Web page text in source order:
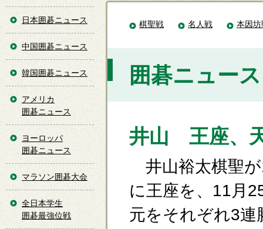
棋聖戦 名人戦 本因坊
囲碁ニュー
井山 王座、
井山裕太棋聖
に王座を、11月
元をそれぞれ3連
日本囲碁ニュース
中国囲碁ニュース
韓国囲碁ニュース
アメリカ
囲碁ニュース
ヨーロッパ
囲碁ニュース
マラソン囲碁大会
全日本学生
囲碁最強位戦